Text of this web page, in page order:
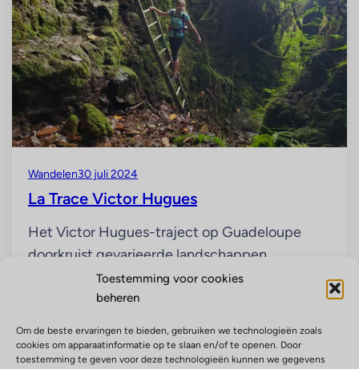
Toestemming voor cookies
beheren
Om de beste ervaringen te bieden, gebruiken we technologieën zoals
cookies om apparaatinformatie op te slaan en/of te openen. Door
toestemming te geven voor deze technologieën kunnen we gegevens
Wandelen30 juli 2024
La Trace Victor Hugues
Het Victor Hugues-traject op Guadeloupe
doorkruist gevarieerde landschappen,
variërend van tropisch regenwoud tot oude
suikerplantages, en biedt prachtige uitzichten
op Guadeloupe dat wandelaars in staat stelt de